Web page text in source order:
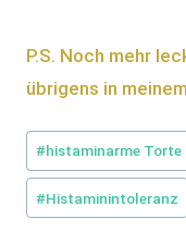
P.S. Noch mehr
übrigens in
Schlagworte:
#histaminarme Torte
#Histaminintoleranz